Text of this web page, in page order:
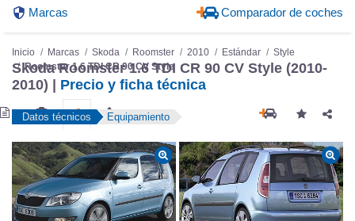
Marcas Comparador de coches
Inicio Marcas Skoda Roomster 2010 Estándar
Style
Roomster 1.6 TDI CR 90 CV Style
Skoda Roomster 1.6 TDI CR 90 CV Style (2010-
2010) | Precio y ficha técnica
Datos técnicos Equipamiento